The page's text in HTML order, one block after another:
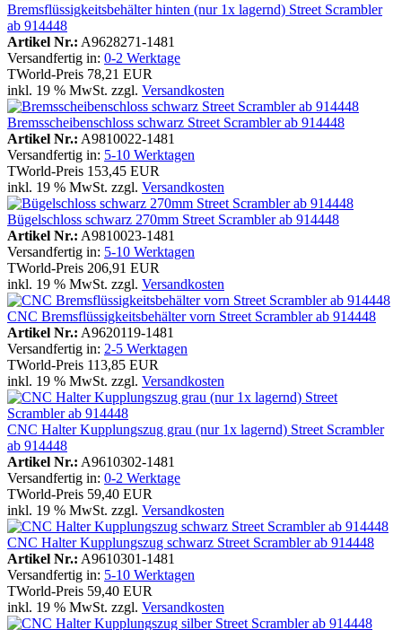
Bremsflüssigkeitsbehälter hinten (nur 1x lagernd) Street Scrambler
ab 914448
Artikel Nr.: A9628271-1481
Versandfertig in: 0-2 Werktage
TWorld-Preis 78,21 EUR
inkl. 19 % MwSt. zzgl. Versandkosten
Bremsscheibenschloss schwarz Street Scrambler ab 914448
Artikel Nr.: A9810022-1481
Versandfertig in: 5-10 Werktagen
TWorld-Preis 153,45 EUR
inkl. 19 % MwSt. zzgl. Versandkosten
Bügelschloss schwarz 270mm Street Scrambler ab 914448
Artikel Nr.: A9810023-1481
Versandfertig in: 5-10 Werktagen
TWorld-Preis 206,91 EUR
inkl. 19 % MwSt. zzgl. Versandkosten
CNC Bremsflüssigkeitsbehälter vorn Street Scrambler ab 914448
Artikel Nr.: A9620119-1481
Versandfertig in: 2-5 Werktagen
TWorld-Preis 113,85 EUR
inkl. 19 % MwSt. zzgl. Versandkosten
CNC Halter Kupplungszug grau (nur 1x lagernd) Street Scrambler
ab 914448
Artikel Nr.: A9610302-1481
Versandfertig in: 0-2 Werktage
TWorld-Preis 59,40 EUR
inkl. 19 % MwSt. zzgl. Versandkosten
CNC Halter Kupplungszug schwarz Street Scrambler ab 914448
Artikel Nr.: A9610301-1481
Versandfertig in: 5-10 Werktagen
TWorld-Preis 59,40 EUR
inkl. 19 % MwSt. zzgl. Versandkosten